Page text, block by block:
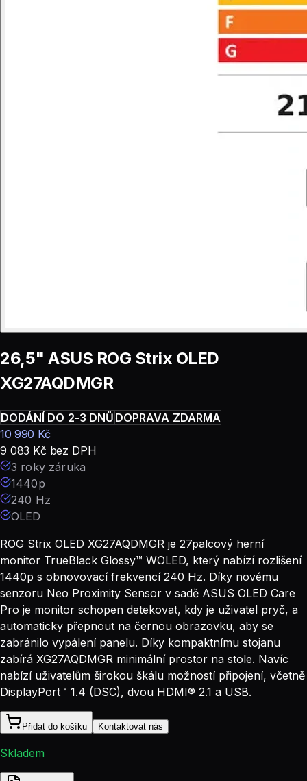
26,5" ASUS ROG Strix OLED
XG27AQDMGR
DODÁNÍ DO 2-3 DNŮ DOPRAVA ZDARMA
10 990 Kč
9 083 Kčbez DPH
3 roky záruka
1440p
240 Hz
OLED
ROG Strix OLED XG27AQDMGR je 27palcový herní
monitor TrueBlack Glossy™ WOLED, který nabízí rozlišení
1440p s obnovovací frekvencí 240 Hz. Díky novému
senzoru Neo Proximity Sensor v sadě ASUS OLED Care
Pro je monitor schopen detekovat, kdy je uživatel pryč, a
automaticky přepnout na černou obrazovku, aby se
zabránilo vypálení panelu. Díky kompaktnímu stojanu
zabírá XG27AQDMGR minimální prostor na stole. Navíc
nabízí uživatelům širokou škálu možností připojení, včetně
DisplayPort™ 1.4 (DSC), dvou HDMI® 2.1 a USB.
Přidat do košíku Kontaktovat nás
Skladem